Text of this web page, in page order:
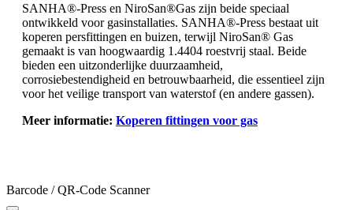
SANHA®-Press en NiroSan®Gas zijn beide speciaal
ontwikkeld voor gasinstallaties. SANHA®-Press bestaat uit
koperen persfittingen en buizen, terwijl NiroSan® Gas
gemaakt is van hoogwaardig 1.4404 roestvrij staal. Beide
bieden een uitzonderlijke duurzaamheid,
corrosiebestendigheid en betrouwbaarheid, die essentieel zijn
voor het veilige transport van waterstof (en andere gassen).
Meer informatie: Koperen fittingen voor gas
Barcode / QR-Code Scanner